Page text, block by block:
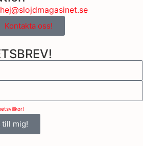
Kontakta oss!
till mig!